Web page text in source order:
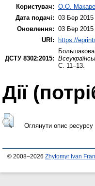
Користувач: О.О.
Дата подачі: 03 Бер 2015
Оновлення: 03 Бер 2015
URI:
https://
ДСТУ 8302:2015:
С. 11–13.
Дії
Оглянути опис ресурсу
© 2008–2026 Zhytomyr Ivan